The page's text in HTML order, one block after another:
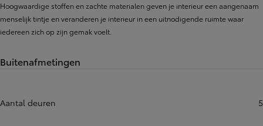
Hoogwaardige stoffen en zachte materialen geven je interieur een aangenaam
menselijk tintje en veranderen je interieur in een uitnodigende ruimte waar
iedereen zich op zijn gemak voelt.
Buitenafmetingen
Aantal deuren 5